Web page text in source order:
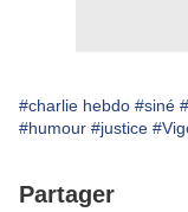
#charlie hebdo #siné
#humour #justice
Partager